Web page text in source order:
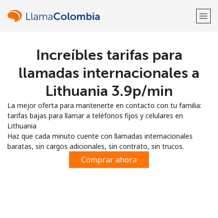
¡Bienvenido!
Regístrate con
o
Increíbles tarifas para
llamadas internacionales a
Lithuania ⁦3.9p⁩/min
La mejor oferta para mantenerte en contacto con tu familia:
tarifas bajas para llamar a teléfonos fijos y celulares en
Lithuania
Haz que cada minuto cuente con llamadas internacionales
baratas, sin cargos adicionales, sin contrato, sin trucos.
Comprar ahora